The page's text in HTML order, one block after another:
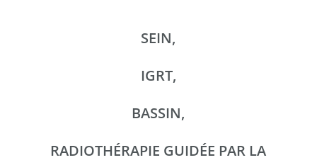
SEIN,
IGRT,
BASSIN,
RADIOTHÉRAPIE GUIDÉE PAR LA